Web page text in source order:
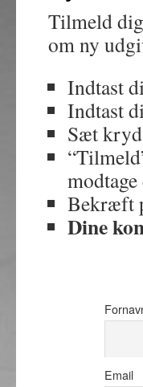
Tilmeld
om ny
Indtast
Indtast
Sæt
Bekræft
Dine
Email